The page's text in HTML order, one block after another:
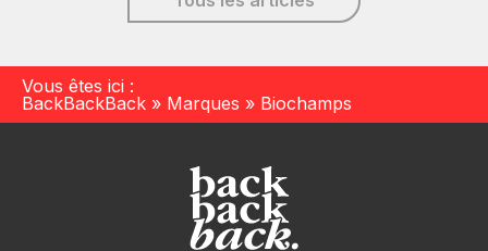
Vous êtes ici :
BackBackBack » Marques » Biochamps